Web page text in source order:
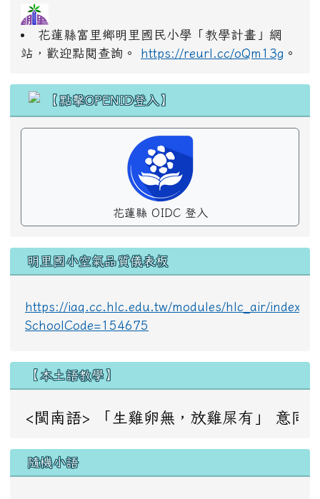
花蓮縣富里鄉明里國民小學「教學計畫」網
站，歡迎點閱查詢。
https://reurl.cc/oQm13g 。
花蓮縣 OIDC 登入
明里國小空氣品質儀表板
https://iaq.cc.hlc.edu.tw/modules/hlc_air/
SchoolCode=154675
【本土語教學】
<閩南語> 「生雞卵無，放雞屎有」 意
隨機小語